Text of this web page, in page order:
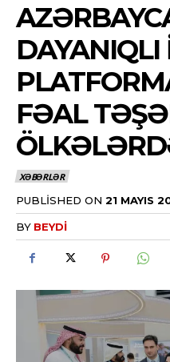
DAYANIQLI
FƏAL
XƏBƏRLƏR
PUBLISHED ON 21 MAYIS
BY BEYDI